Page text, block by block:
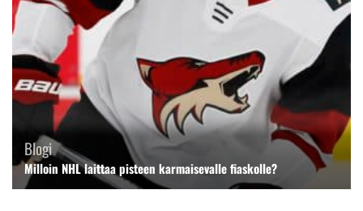
Blogi
Milloin NHL laittaa pisteen karmaisevalle fiaskolle?